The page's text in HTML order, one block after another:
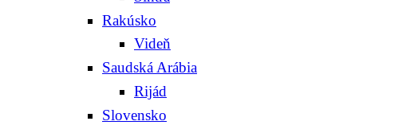
Rakúsko
Videň
Saudská Arábia
Rijád
Slovensko